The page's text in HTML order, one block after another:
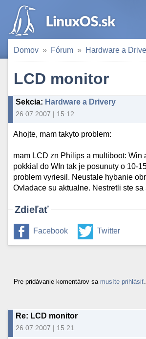
Domov Fórum Hardware a
LCD monitor
Sekcia: Hardware a Drivery
26.07.2007 | 15:12
Ahojte, mam takyto problem:
mam LCD zn Philips a multiboot: Win
pokkial do WIn tak je posunuty o 10-
problem vyriesil. Neustale hybanie
Ovladace su aktualne. Nestretli ste sa
Zdieľať
Facebook Twitter
Pre pridávanie komentárov sa musíte prihlásiť
Re: LCD monitor
26.07.2007 | 15:21